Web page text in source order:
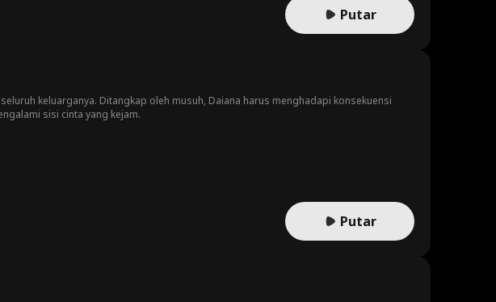
Putar
keluarganya. Ditangkap oleh musuh, Daiana harus menghadapi konsekuensi
sisi cinta yang kejam.
Putar